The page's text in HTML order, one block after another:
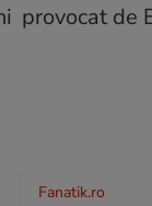
Fanatik.ro